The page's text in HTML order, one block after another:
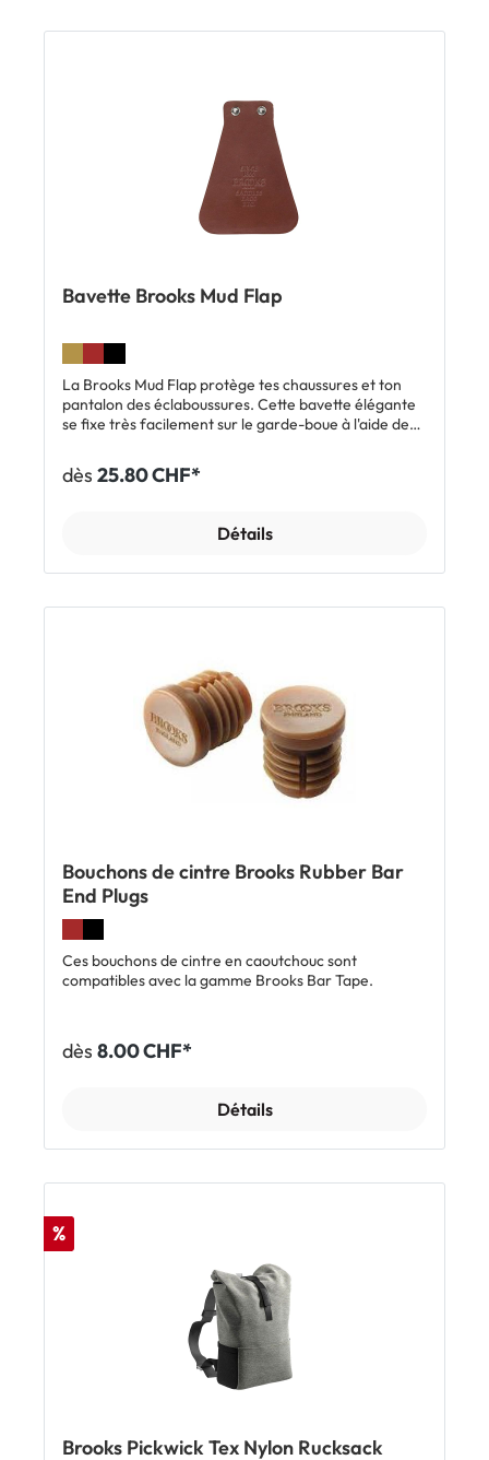
Bavette Brooks Mud Flap
La Brooks Mud Flap protège tes chaussures et ton
pantalon des éclaboussures. Cette bavette élégante
se fixe très facilement sur le garde-boue à l'aide de
selles Brooks. Caractéristiques: Bavette élégante
Brooks Cuir et design haut de gamme Fixation sur le
dès 25.80 CHF*
Détails
Bouchons de cintre Brooks Rubber Bar
End Plugs
Ces bouchons de cintre en caoutchouc sont
compatibles avec la gamme Brooks Bar Tape.
dès 8.00 CHF*
Détails
%
Brooks Pickwick Tex Nylon Rucksack